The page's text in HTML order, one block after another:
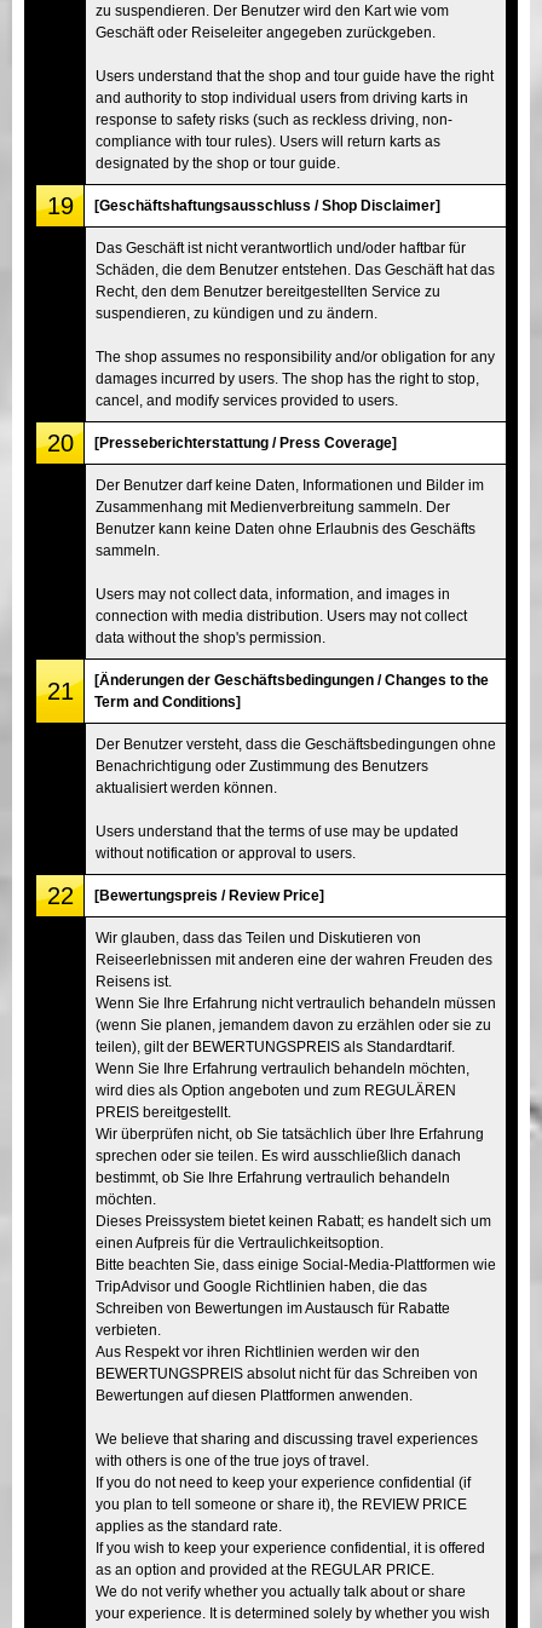
zu suspendieren. Der Benutzer wird den Kart wie vom
Geschäft oder Reiseleiter angegeben zurückgeben.
Users understand that the shop and tour guide have the right
and authority to stop individual users from driving karts in
response to safety risks (such as reckless driving, non-
compliance with tour rules). Users will return karts as
designated by the shop or tour guide.
19 [Geschäftshaftungsausschluss / Shop Disclaimer]
Das Geschäft ist nicht verantwortlich und/oder haftbar für
Schäden, die dem Benutzer entstehen. Das Geschäft hat das
Recht, den dem Benutzer bereitgestellten Service zu
suspendieren, zu kündigen und zu ändern.
The shop assumes no responsibility and/or obligation for any
damages incurred by users. The shop has the right to stop,
cancel, and modify services provided to users.
20 [Presseberichterstattung / Press Coverage]
Der Benutzer darf keine Daten, Informationen und Bilder im
Zusammenhang mit Medienverbreitung sammeln. Der
Benutzer kann keine Daten ohne Erlaubnis des Geschäfts
sammeln.
Users may not collect data, information, and images in
connection with media distribution. Users may not collect
data without the shop's permission.
21
[Änderungen der Geschäftsbedingungen / Changes to the
Term and Conditions]
Der Benutzer versteht, dass die Geschäftsbedingungen ohne
Benachrichtigung oder Zustimmung des Benutzers
aktualisiert werden können.
Users understand that the terms of use may be updated
without notification or approval to users.
22 [Bewertungspreis / Review Price]
Wir glauben, dass das Teilen und Diskutieren von
Reiseerlebnissen mit anderen eine der wahren Freuden des
Reisens ist.
Wenn Sie Ihre Erfahrung nicht vertraulich behandeln müssen
(wenn Sie planen, jemandem davon zu erzählen oder sie zu
teilen), gilt der BEWERTUNGSPREIS als Standardtarif.
Wenn Sie Ihre Erfahrung vertraulich behandeln möchten,
wird dies als Option angeboten und zum REGULÄREN
PREIS bereitgestellt.
Wir überprüfen nicht, ob Sie tatsächlich über Ihre Erfahrung
sprechen oder sie teilen. Es wird ausschließlich danach
bestimmt, ob Sie Ihre Erfahrung vertraulich behandeln
möchten.
Dieses Preissystem bietet keinen Rabatt; es handelt sich um
einen Aufpreis für die Vertraulichkeitsoption.
Bitte beachten Sie, dass einige Social-Media-Plattformen wie
TripAdvisor und Google Richtlinien haben, die das
Schreiben von Bewertungen im Austausch für Rabatte
verbieten.
Aus Respekt vor ihren Richtlinien werden wir den
BEWERTUNGSPREIS absolut nicht für das Schreiben von
Bewertungen auf diesen Plattformen anwenden.
We believe that sharing and discussing travel experiences
with others is one of the true joys of travel.
If you do not need to keep your experience confidential (if
you plan to tell someone or share it), the REVIEW PRICE
applies as the standard rate.
If you wish to keep your experience confidential, it is offered
as an option and provided at the REGULAR PRICE.
We do not verify whether you actually talk about or share
your experience. It is determined solely by whether you wish